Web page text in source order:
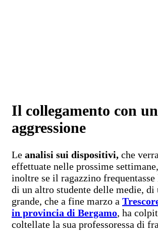
Il collegamento con
aggressione
Le analisi sui dispositivi, che
effettuate nelle prossime
inoltre se il ragazzino frequentasse
di un altro studente delle medie, di
grande, che a fine marzo a
in provincia di Bergamo, ha
coltellate la sua professoressa di